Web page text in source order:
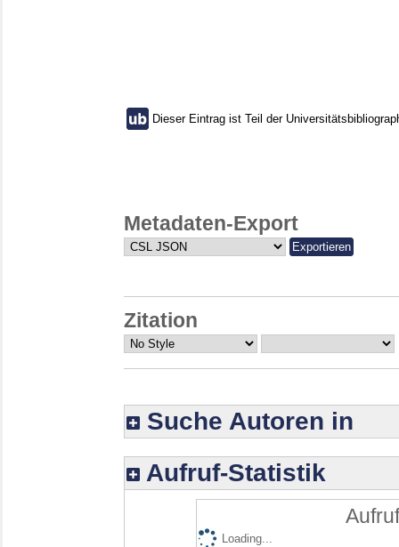
Dieser Eintrag ist Teil der
Metadaten-Export
Zitation
Suche Autoren in
Aufruf-Statistik
Loading...